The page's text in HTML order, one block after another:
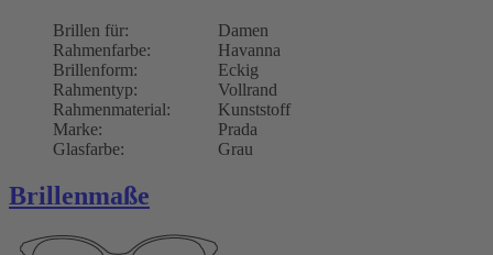
Brillen für:
Damen
Rahmenfarbe:
Havanna
Brillenform:
Eckig
Rahmentyp:
Vollrand
Rahmenmaterial:
Kunststoff
Marke:
Prada
Glasfarbe:
Grau
Brillenmaße